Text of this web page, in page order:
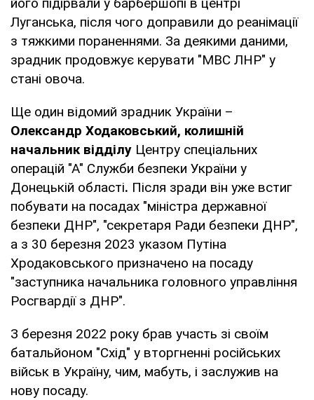
Луганська, після чого доправили до реанімації
з тяжкими пораненнями. За деякими даними,
зрадник продовжує керувати "МВС ЛНР" у
стані овоча.
Ще один відомий зрадник України –
Олександр Ходаковський, колишній
начальник відділу Центру спеціальних
операцій "А" Служби безпеки України у
Донецькій області. Після зради він уже встиг
побувати на посадах "міністра державної
безпеки ДНР", "секретаря Ради безпеки ДНР",
а з 30 березня 2023 указом Путіна
Хродаковського призначено на посаду
"заступника начальника головного управління
Росгвардії з ДНР".
З березня 2022 року брав участь зі своїм
батальйоном "Схід" у вторгненні російських
військ в Україну, чим, мабуть, і заслужив на
нову посаду.